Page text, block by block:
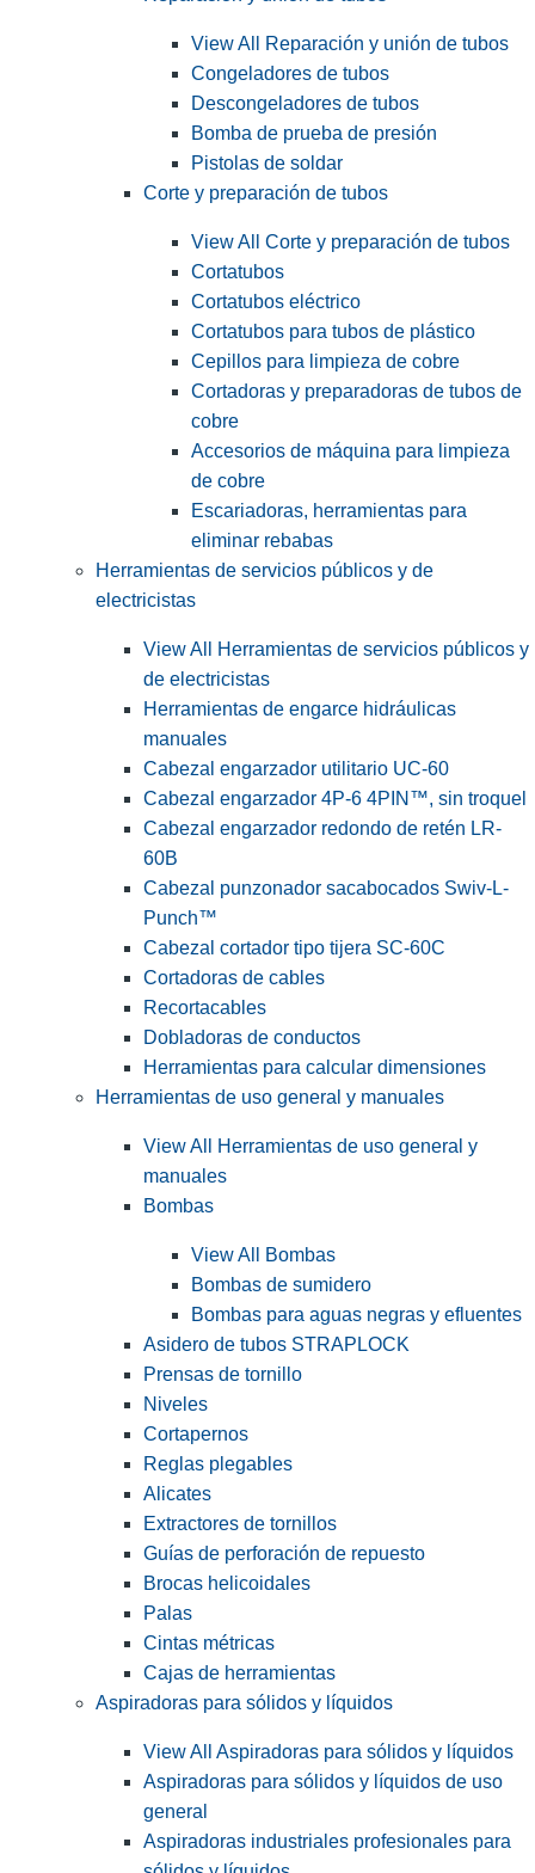
View All Reparación y unión de tubos
Congeladores de tubos
Descongeladores de tubos
Bomba de prueba de presión
Pistolas de soldar
Corte y preparación de tubos
View All Corte y preparación de tubos
Cortatubos
Cortatubos eléctrico
Cortatubos para tubos de plástico
Cepillos para limpieza de cobre
Cortadoras y preparadoras de tubos de
cobre
Accesorios de máquina para limpieza
de cobre
Escariadoras, herramientas para
eliminar rebabas
Herramientas de servicios públicos y de
electricistas
View All Herramientas de servicios públicos y
de electricistas
Herramientas de engarce hidráulicas
manuales
Cabezal engarzador utilitario UC-60
Cabezal engarzador 4P-6 4PIN™, sin troquel
Cabezal engarzador redondo de retén LR-
60B
Cabezal punzonador sacabocados Swiv-L-
Punch™
Cabezal cortador tipo tijera SC-60C
Cortadoras de cables
Recortacables
Dobladoras de conductos
Herramientas para calcular dimensiones
Herramientas de uso general y manuales
View All Herramientas de uso general y
manuales
Bombas
View All Bombas
Bombas de sumidero
Bombas para aguas negras y efluentes
Asidero de tubos STRAPLOCK
Prensas de tornillo
Niveles
Cortapernos
Reglas plegables
Alicates
Extractores de tornillos
Guías de perforación de repuesto
Brocas helicoidales
Palas
Cintas métricas
Cajas de herramientas
Aspiradoras para sólidos y líquidos
View All Aspiradoras para sólidos y líquidos
Aspiradoras para sólidos y líquidos de uso
general
Aspiradoras industriales profesionales para